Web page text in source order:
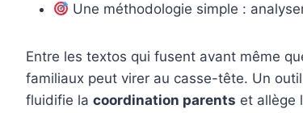
Une méthodologie simple :
Entre les textos qui fusent avant même
familiaux peut virer au casse-tête. Un
fluidifie la coordination parents et allège